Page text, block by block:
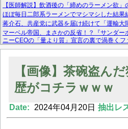
【医師解説】飲酒後の「締めのラーメン欲
ほぼ毎日二郎系ラーメンでマシマシした結
蒋介石、共産党に武器を届け続けて「運輸大
マーベル帝国、まさかの反省！？『サンダ
ニーCEOの「量より質」宣言の裏で渦巻く
察！
【画像あり】FacebookとかTwitterで拾った
【画像】茶碗盗ん
歴がコチラｗｗｗ
Date: 2024年04月20日 抽出レ